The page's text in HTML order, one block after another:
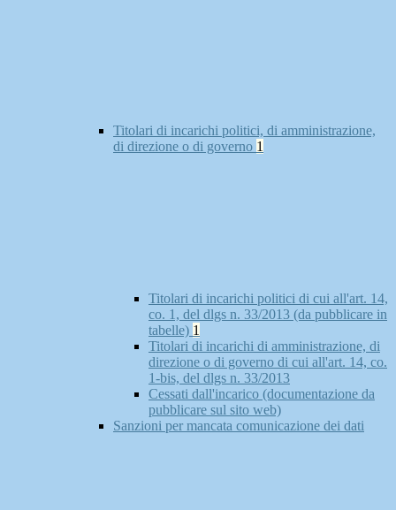
Titolari di incarichi politici, di amministrazione,
di direzione o di governo 1
Titolari di incarichi politici di cui all'art. 14,
co. 1, del dlgs n. 33/2013 (da pubblicare in
tabelle) 1
Titolari di incarichi di amministrazione, di
direzione o di governo di cui all'art. 14, co.
1-bis, del dlgs n. 33/2013
Cessati dall'incarico (documentazione da
pubblicare sul sito web)
Sanzioni per mancata comunicazione dei dati